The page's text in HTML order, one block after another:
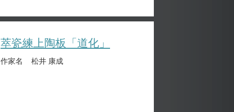
萃瓷練上陶板「道化」
作家名 松井 康成